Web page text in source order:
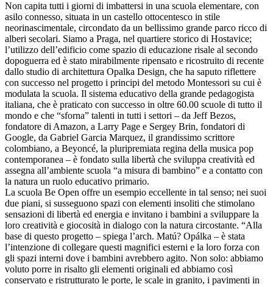
Non capita tutti i giorni di imbattersi in una scuola elementare, con
asilo connesso, situata in un castello ottocentesco in stile
neorinascimentale, circondato da un bellissimo grande parco ricco di
alberi secolari. Siamo a Praga, nel quartiere storico di Hostavice;
l’utilizzo dell’edificio come spazio di educazione risale al secondo
dopoguerra ed è stato mirabilmente ripensato e ricostruito di recente
dallo studio di architettura Opalka Design, che ha saputo riflettere
con successo nel progetto i principi del metodo Montessori su cui è
modulata la scuola. Il sistema educativo della grande pedagogista
italiana, che è praticato con successo in oltre 60.00 scuole di tutto il
mondo e che “sforna” talenti in tutti i settori – da Jeff Bezos,
fondatore di Amazon, a Larry Page e Sergey Brin, fondatori di
Google, da Gabriel Garcia Marquez, il grandissimo scrittore
colombiano, a Beyoncé, la pluripremiata regina della musica pop
contemporanea – è fondato sulla libertà che sviluppa creatività ed
assegna all’ambiente scuola “a misura di bambino” e a contatto con
la natura un ruolo educativo primario.
La scuola Be Open offre un esempio eccellente in tal senso; nei suoi
due piani, si susseguono spazi con elementi insoliti che stimolano
sensazioni di libertà ed energia e invitano i bambini a sviluppare la
loro creatività e giocosità in dialogo con la natura circostante. “Alla
base di questo progetto – spiega l’arch. Matú? Opálka – è stata
l’intenzione di collegare questi magnifici esterni e la loro forza con
gli spazi interni dove i bambini avrebbero agito. Non solo: abbiamo
voluto porre in risalto gli elementi originali ed abbiamo così
conservato e ristrutturato le porte, le scale in granito, i pavimenti in